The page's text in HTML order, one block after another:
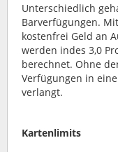
Unterschiedlich
Barverfügungen.
kostenfrei Geld an
werden indes 3,0
berechnet. Ohne
Verfügungen in
verlangt.
Kartenlimits